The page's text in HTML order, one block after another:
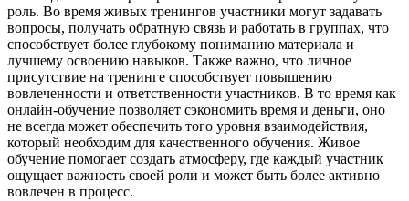
роль. Во время живых тренингов участники могут задавать
вопросы, получать обратную связь и работать в группах, что
способствует более глубокому пониманию материала и
лучшему освоению навыков. Также важно, что личное
присутствие на тренинге способствует повышению
вовлеченности и ответственности участников. В то время как
онлайн-обучение позволяет сэкономить время и деньги, оно
не всегда может обеспечить того уровня взаимодействия,
который необходим для качественного обучения. Живое
обучение помогает создать атмосферу, где каждый участник
ощущает важность своей роли и может быть более активно
вовлечен в процесс.